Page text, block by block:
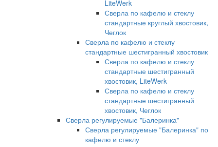
LiteWerk
Сверла по кафелю и стеклу
стандартные круглый хвостовик,
Чеглок
Сверла по кафелю и стеклу
стандартные шестигранный хвостовик
Сверла по кафелю и стеклу
стандартные шестигранный
хвостовик, LiteWerk
Сверла по кафелю и стеклу
стандартные шестигранный
хвостовик, Чеглок
Сверла регулируемые "Балеринка"
Сверла регулируемые "Балеринка" по
кафелю и стеклу